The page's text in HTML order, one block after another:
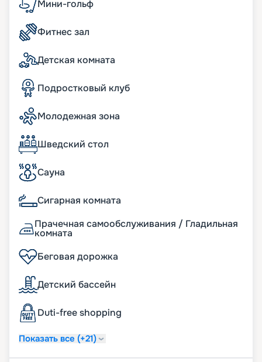
Мини-гольф
Фитнес зал
Детская комната
Подростковый клуб
Молодежная зона
Шведский стол
Сауна
Сигарная комната
Прачечная самообслуживания / Гладильная
комната
Беговая дорожка
Детский бассейн
Duti-free shopping
Показать все (+21)